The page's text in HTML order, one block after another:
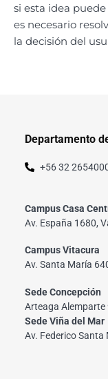
si esta idea
es necesario
la decisión del
Departamento
+56 32
Campus Casa
Av. España 1680,
Campus Vitacura
Av. Santa María
Sede Concepción
Arteaga Alemparte
Sede Viña del Mar
Av. Federico Santa